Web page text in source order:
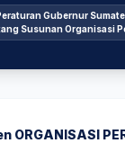
Gubernur
Susunan Organisasi
ORGANISASI